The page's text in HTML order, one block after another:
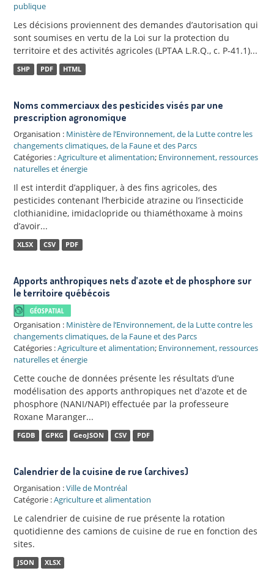
publique
Les décisions proviennent des demandes d’autorisation qui
sont soumises en vertu de la Loi sur la protection du
territoire et des activités agricoles (LPTAA L.R.Q., c. P-41.1)...
SHP PDF HTML
Noms commerciaux des pesticides visés par une
prescription agronomique
Organisation : Ministère de l’Environnement, de la Lutte contre les
changements climatiques, de la Faune et des Parcs
Catégories :Agriculture et alimentation; Environnement, ressources
naturelles et énergie
Il est interdit d’appliquer, à des fins agricoles, des
pesticides contenant l’herbicide atrazine ou l’insecticide
clothianidine, imidaclopride ou thiaméthoxame à moins
d’avoir...
XLSX CSV PDF
Apports anthropiques nets d’azote et de phosphore sur
le territoire québécois
Organisation : Ministère de l’Environnement, de la Lutte contre les
changements climatiques, de la Faune et des Parcs
Catégories :Agriculture et alimentation; Environnement, ressources
naturelles et énergie
Cette couche de données présente les résultats d’une
modélisation des apports anthropiques net d'azote et de
phosphore (NANI/NAPI) effectuée par la professeure
Roxane Maranger...
FGDB GPKG GeoJSON CSV PDF
Calendrier de la cuisine de rue (archives)
Organisation :Ville de Montréal
Catégorie :Agriculture et alimentation
Le calendrier de cuisine de rue présente la rotation
quotidienne des camions de cuisine de rue en fonction des
sites.
JSON XLSX